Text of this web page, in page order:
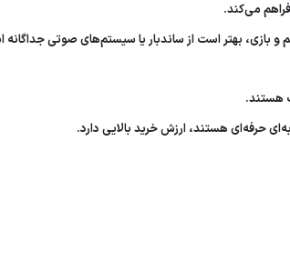
می‌کند.
بازی، بهتر است از ساندبار یا سیستم‌های صوتی جداگانه
هستند.
حرفه‌ای هستند، ارزش خرید بالایی دارد.